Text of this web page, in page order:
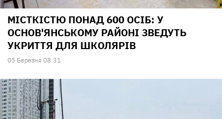
МІСТКІСТЮ ПОНАД 600 ОСІБ: У
ОСНОВ'ЯНСЬКОМУ РАЙОНІ ЗВЕДУТЬ
УКРИТТЯ ДЛЯ ШКОЛЯРІВ
05 Березня 08:31